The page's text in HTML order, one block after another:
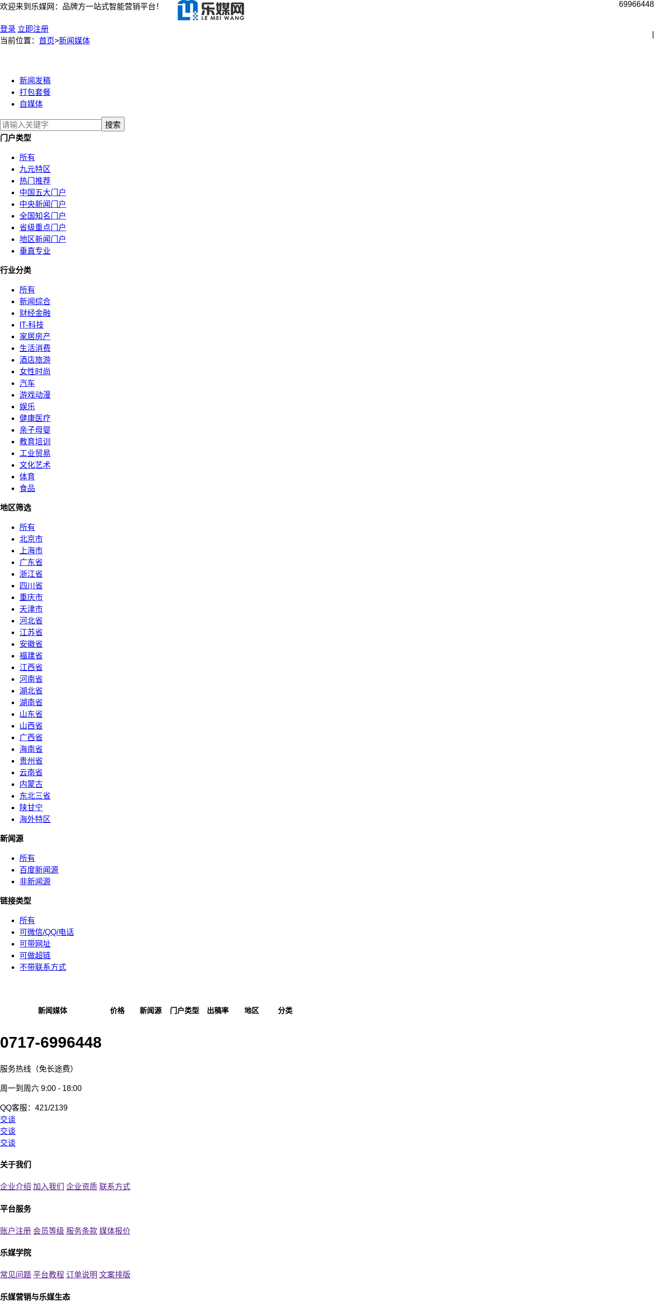
欢迎来到乐媒网：品牌方一站式智能营销平台！ 69966448
登录 立即注册
当前位置： 首页>新闻媒体
新闻发稿
打包套餐
自媒体
门户类型
所有
九元特区
热门推荐
中国五大门户
中央新闻门户
全国知名门户
省级重点门户
地区新闻门户
垂直专业
行业分类
所有
新闻综合
财经金融
IT-科技
家居房产
生活消费
酒店旅游
女性时尚
汽车
游戏动漫
娱乐
健康医疗
亲子母婴
教育培训
工业贸易
文化艺术
体育
食品
地区筛选
所有
北京市
上海市
广东省
浙江省
四川省
重庆市
天津市
河北省
江苏省
安徽省
福建省
江西省
河南省
湖北省
湖南省
山东省
山西省
广西省
海南省
贵州省
云南省
内蒙古
东北三省
陕甘宁
海外特区
新闻源
所有
百度新闻源
非新闻源
链接类型
所有
可微信/QQ/电话
可带网址
可做超链
不带联系方式
新闻媒体 价格 新闻源 门户类型 出稿率 地区 分类
0717-6996448
服务热线（免长途费）
周一到周六 9:00 - 18:00
QQ客服：421/2139
交谈
交谈
交谈
关于我们
企业介绍 加入我们 企业资质 联系方式
平台服务
账户注册 会员等级 服务条款 媒体报价
乐媒学院
常见问题 平台教程 订单说明 文案排版
乐媒营销与乐媒生态